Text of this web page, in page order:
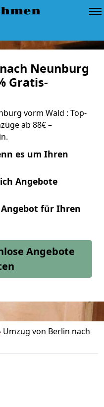
Neunburg
Gratis-
vorm Wald : Top-
ab 88€ –
es um Ihren
Angebote
Angebot für Ihren
Angebote
Umzug von Berlin nach